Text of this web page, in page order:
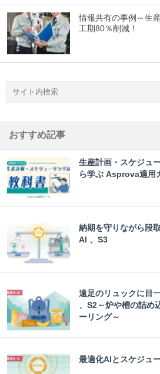
情報共有の事例～生
工期80％削減！
おすすめ記事
生産計画・スケジュ
ら学ぶ Asprova適用
納期を守りながら段
AI 、S3
遠足のリュックに目
、S2～炉や槽の詰め
ーリング～
最適化AIとスケジュ